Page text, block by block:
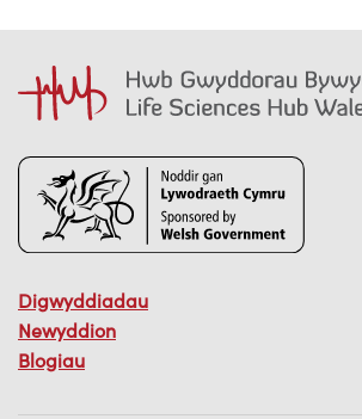
Digwyddiadau
Newyddion
Blogiau